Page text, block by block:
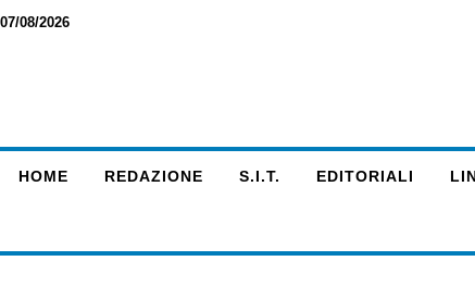
07/08/2026
HOME REDAZIONE S.I.T. EDITORIALI